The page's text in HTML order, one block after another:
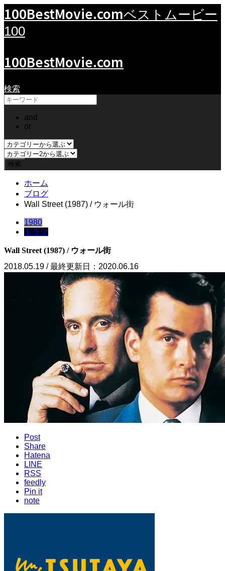
100BestMovie.comベストムービー
100
100BestMovie.com
検索
and
or
ホーム
ブログ
Wall Street (1987) / ウォール街
1980
ドラマ
Wall Street (1987) / ウォール街
2018.05.19 / 最終更新日：2020.06.16
Post
Share
Hatena
LINE
RSS
feedly
Pin it
note